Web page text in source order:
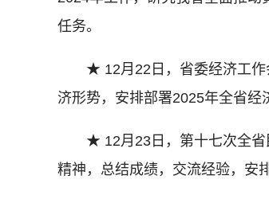
任务。
★ 12月22日，省委经济工作
济形势，安排部署2025年全省经
★ 12月23日，第十七次全省
精神，总结成绩，交流经验，安